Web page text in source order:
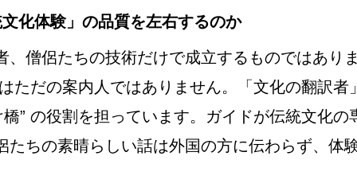
化体験」の品質を左右するのか
、僧侶たちの技術だけで成立するものではあり
ただの案内人ではありません。「文化の翻訳
” の役割を担っています。ガイドが伝統文化
たちの素晴らしい話は外国の方に伝わらず、体